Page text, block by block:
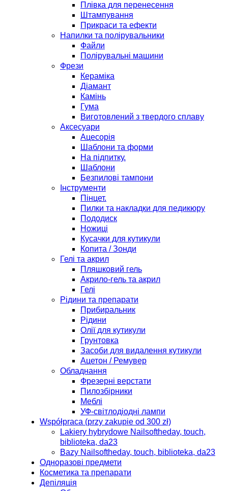
Плівка для перенесення
Штампування
Прикраси та ефекти
Напилки та полірувальники
Файли
Полірувальні машини
Фрези
Кераміка
Діамант
Камінь
Гума
Виготовлений з твердого сплаву
Аксесуари
Ацесорія
Шаблони та форми
На підпитку.
Шаблони
Безпилові тампони
Інструменти
Пінцет.
Пилки та накладки для педикюру
Пододиск
Ножиці
Кусачки для кутикули
Копита / Зонди
Гелі та акрил
Пляшковий гель
Акрило-гель та акрил
Гелі
Рідини та препарати
Прибиральник
Рідини
Олії для кутикули
Грунтовка
Засоби для видалення кутикули
Ацетон / Ремувер
Обладнання
Фрезерні верстати
Пилозбірники
Меблі
УФ-світлодіодні лампи
Współpraca (przy zakupie od 300 zł)
Lakiery hybrydowe Nailsoftheday, touch,
biblioteka, da23
Bazy Nailsoftheday, touch, biblioteka, da23
Одноразові предмети
Косметика та препарати
Депіляція